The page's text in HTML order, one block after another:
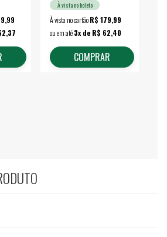
À vista no boleto
À vista no cartãoR$ 179,99
ou em até3x de R$ 62,40
COMPRAR